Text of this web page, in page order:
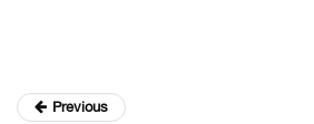
Previous